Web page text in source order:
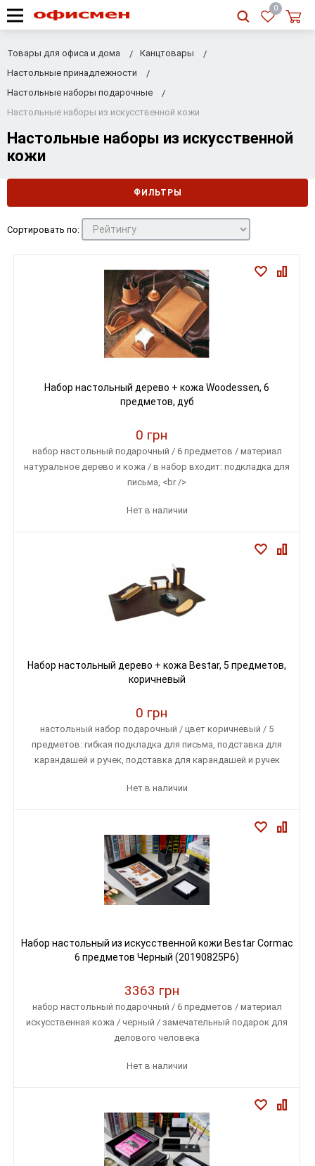
RU
0
Товары для офиса и дома
Канцтовары
Настольные принадлежности
Настольные наборы подарочные
Настольные наборы из искусственной кожи
Настольные наборы из искусственной
кожи
ФИЛЬТРЫ
Сортировать по:
Набор настольный дерево + кожа Woodessen, 6
предметов, дуб
0 грн
набор настольный подарочный / 6 предметов / материал
натуральное дерево и кожа / в набор входит: подкладка для
письма, <br />
ручкой, подставка для карандашей и ручек,<br />
очень ценный подарок для делового партнера, руководиткля,
Нет в наличии
Набор настольный дерево + кожа Bestar, 5 предметов,
коричневый
0 грн
настольный набор подарочный / цвет коричневый / 5
предметов: гибкая подкладка для письма, подставка для
карандашей и ручек, подставка для карандашей и ручек
мыши / прес кожа + дерево
Нет в наличии
Набор настольный из искусственной кожи Bestar Cormac
6 предметов Черный (20190825P6)
3363 грн
набор настольный подарочный / 6 предметов / материал
искусственная кожа / черный / замечательный подарок для
делового человека
Нет в наличии